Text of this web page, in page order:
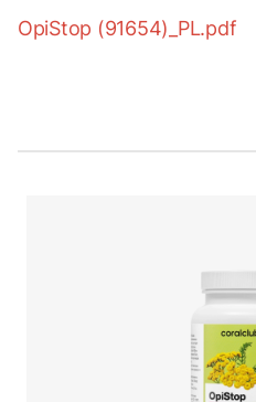
OpiStop (91654)_PL.pdf